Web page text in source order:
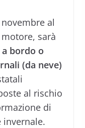
al
sarà
bordo o
(da neve)
al rischio
di
invernale.